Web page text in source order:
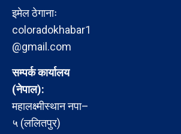
इमेल ठेगानाः
coloradokhabar1
@gmail.com
सम्पर्क कार्यालय
(नेपाल):
महालक्ष्मीस्थान नपा–
५ (ललितपुर)